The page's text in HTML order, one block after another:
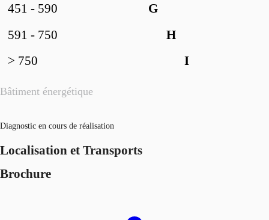
Bâtiment énergétique
G
451 - 590
H
591 - 750
I
> 750
Diagnostic en cours de réalisation
Localisation et Transports
Brochure